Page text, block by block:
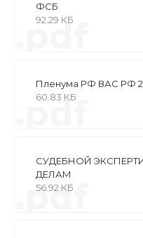
ФСБ
92.29 КБ
.pdf
Пленума РФ ВАС РФ
60.83 КБ
.pdf
СУДЕБНОЙ
ДЕЛАМ
56.92 КБ
.pdf